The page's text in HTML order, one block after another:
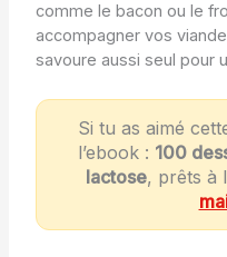
comme le bacon ou le
accompagner vos
savoure aussi seul pour
Si tu as aimé
l’ebook : 100
lactose, prêts à